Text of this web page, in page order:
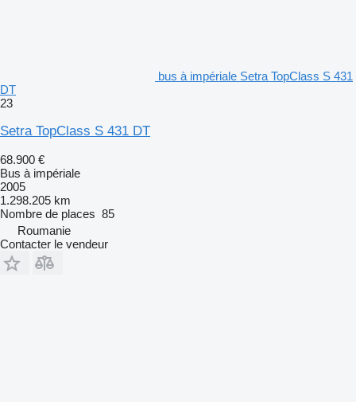
bus à impériale Setra TopClass S 431
DT
23
Setra TopClass S 431 DT
68.900 €
Bus à impériale
2005
1.298.205 km
Nombre de places 85
Roumanie
Contacter le vendeur